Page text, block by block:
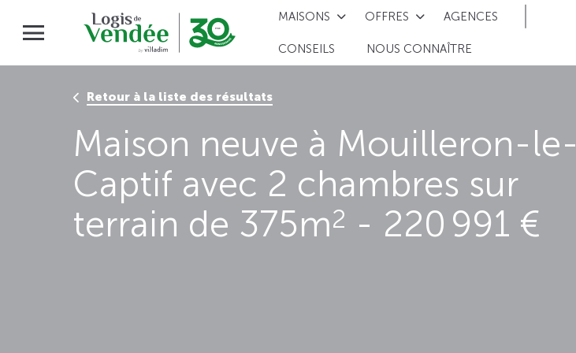
MAISONS OFFRES AGENCES
CONSEILS NOUS CONNAÎTRE
Retour à la liste des résultats
Maison neuve à Mouilleron-le-
Captif avec 2 chambres sur
terrain de 375m2 - 220 991 €